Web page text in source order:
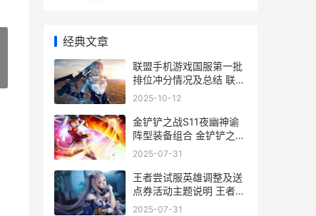
经典文章
联盟手机游戏国服第一批
排位冲分情况及总结 联盟
手游国际服叫什么
2025-10-12
金铲铲之战S11夜幽神谕
阵型装备组合 金铲铲之战
S11夜幽神谕莉莉娅阵容
2025-07-31
王者尝试服英雄调整及送
点券活动主题说明 王者尝
试服英雄推荐
2025-07-31